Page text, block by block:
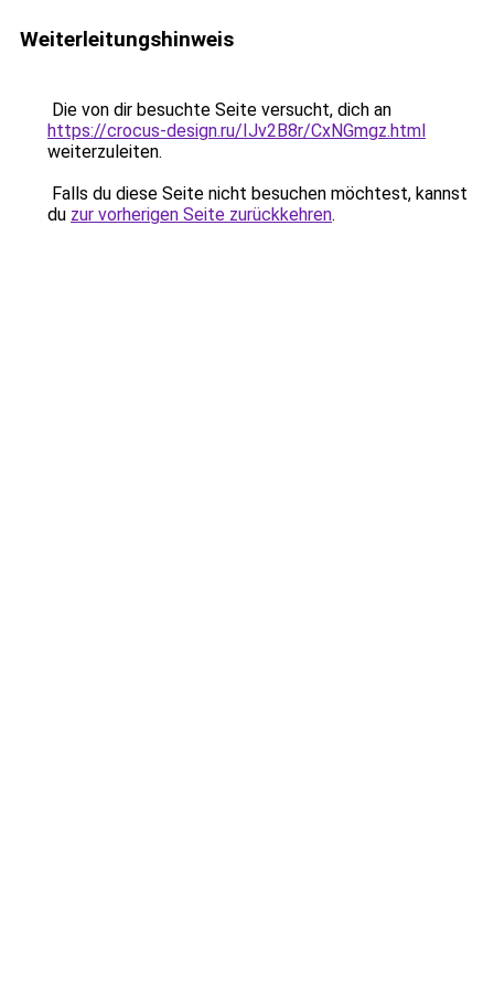
Weiterleitungshinweis
Die von dir besuchte Seite versucht, dich an
https://crocus-design.ru/IJv2B8r/CxNGmgz.html
weiterzuleiten.
Falls du diese Seite nicht besuchen möchtest, kannst
du zur vorherigen Seite zurückkehren.